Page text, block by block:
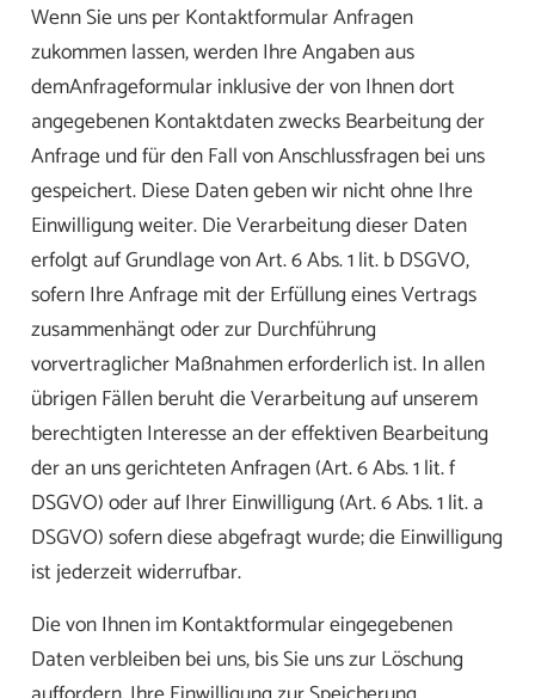
Wenn Sie uns per Kontaktformular Anfragen
zukommen lassen, werden Ihre Angaben aus
demAnfrageformular inklusive der von Ihnen dort
angegebenen Kontaktdaten zwecks Bearbeitung der
Anfrage und für den Fall von Anschlussfragen bei uns
gespeichert. Diese Daten geben wir nicht ohne Ihre
Einwilligung weiter. Die Verarbeitung dieser Daten
erfolgt auf Grundlage von Art. 6 Abs. 1 lit. b DSGVO,
sofern Ihre Anfrage mit der Erfüllung eines Vertrags
zusammenhängt oder zur Durchführung
vorvertraglicher Maßnahmen erforderlich ist. In allen
übrigen Fällen beruht die Verarbeitung auf unserem
berechtigten Interesse an der effektiven Bearbeitung
der an uns gerichteten Anfragen (Art. 6 Abs. 1 lit. f
DSGVO) oder auf Ihrer Einwilligung (Art. 6 Abs. 1 lit. a
DSGVO) sofern diese abgefragt wurde; die Einwilligung
ist jederzeit widerrufbar.
Die von Ihnen im Kontaktformular eingegebenen
Daten verbleiben bei uns, bis Sie uns zur Löschung